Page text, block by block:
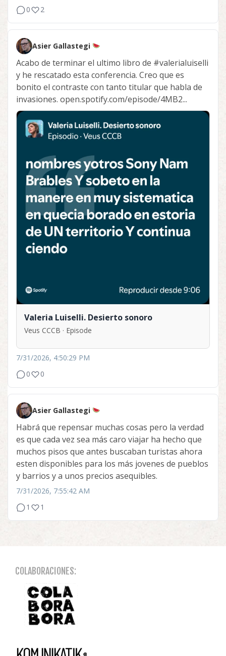
0
2
Asier Gallastegi
Acabo de terminar el ultimo libro de #valerialuiselli
y he rescatado esta conferencia. Creo que es
bonito el contraste con tanto titular que habla de
invasiones. open.spotify.com/episode/4MB2...
Valeria Luiselli. Desierto sonoro
Veus CCCB · Episode
7/31/2026, 4:50:29 PM
0
0
Asier Gallastegi
Habrá que repensar muchas cosas pero la verdad
es que cada vez sea más caro viajar ha hecho que
muchos pisos que antes buscaban turistas ahora
esten disponibles para los más jovenes de pueblos
y barrios y a unos precios asequibles.
7/31/2026, 7:55:42 AM
1
1
COLABORACIONES: